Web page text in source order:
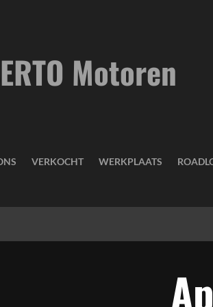
Motoren
VERKOCHT WERKPLAATS